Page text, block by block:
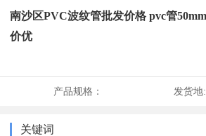
南沙区PVC波纹管批发价格 pvc管
价优
产品规格： 发货地:
关键词